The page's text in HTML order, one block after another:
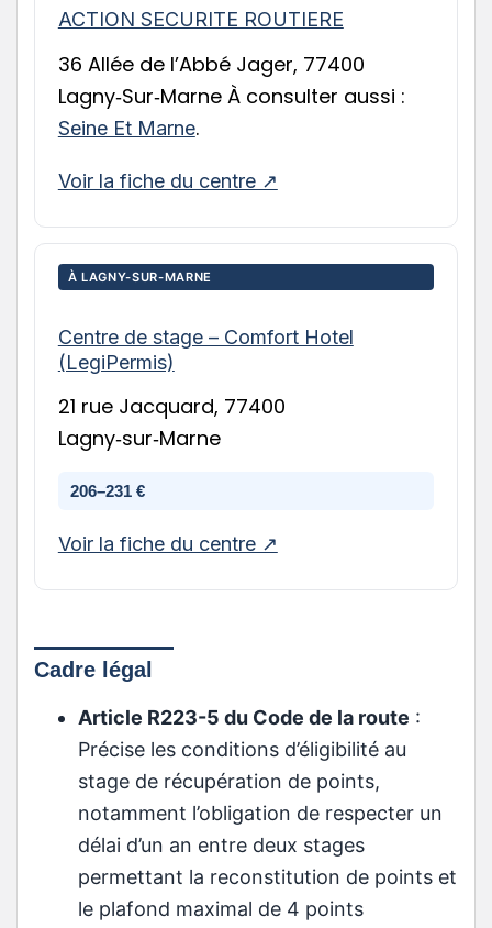
ACTION SECURITE ROUTIERE
36 Allée de l’Abbé Jager, 77400
Lagny‑Sur‑Marne À consulter aussi :
Seine Et Marne.
Voir la fiche du centre ↗
À LAGNY-SUR-MARNE
Centre de stage – Comfort Hotel
(LegiPermis)
21 rue Jacquard, 77400
Lagny‑sur‑Marne
206–231 €
Voir la fiche du centre ↗
Cadre légal
Article R223-5 du Code de la route :
Précise les conditions d’éligibilité au
stage de récupération de points,
notamment l’obligation de respecter un
délai d’un an entre deux stages
permettant la reconstitution de points et
le plafond maximal de 4 points